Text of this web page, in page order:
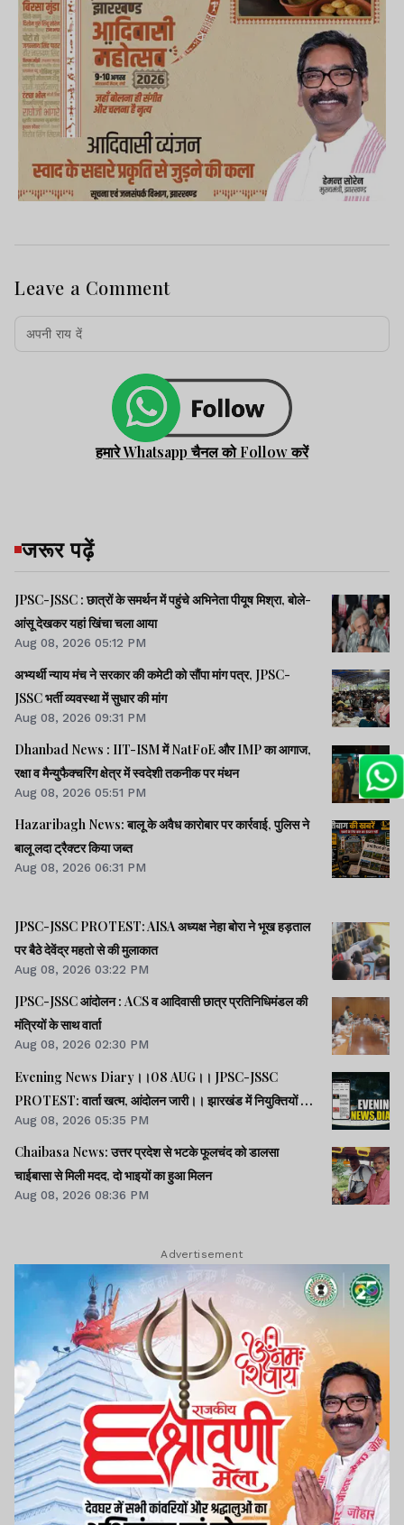
Leave a Comment
हमारे Whatsapp चैनल को Follow करें
जरूर पढ़ें
JPSC-JSSC : छात्रों के समर्थन में पहुंचे अभिनेता पीयूष मिश्रा, बोले-
आंसू देखकर यहां खिंचा चला आया
Aug 08, 2026 05:12 PM
अभ्यर्थी न्याय मंच ने सरकार की कमेटी को सौंपा मांग पत्र, JPSC-
JSSC भर्ती व्यवस्था में सुधार की मांग
Aug 08, 2026 09:31 PM
Dhanbad News : IIT-ISM में NatFoE और IMP का आगाज,
रक्षा व मैन्युफैक्चरिंग क्षेत्र में स्वदेशी तकनीक पर मंथन
Aug 08, 2026 05:51 PM
Hazaribagh News: बालू के अवैध कारोबार पर कार्रवाई, पुलिस ने
बालू लदा ट्रैक्टर किया जब्त
Aug 08, 2026 06:31 PM
JPSC-JSSC PROTEST: AISA अध्यक्ष नेहा बोरा ने भूख हड़ताल
पर बैठे देवेंद्र महतो से की मुलाकात
Aug 08, 2026 03:22 PM
JPSC-JSSC आंदोलन : ACS व आदिवासी छात्र प्रतिनिधिमंडल की
मंत्रियों के साथ वार्ता
Aug 08, 2026 02:30 PM
Evening News Diary।।08 AUG।। JPSC-JSSC
PROTEST: वार्ता खत्म, आंदोलन जारी।। झारखंड में नियुक्तियों में
भ्रष्टाचार-01: विधानसभा से हुई शुरूआत।। महिला आरक्षण कानून
लागू में देर क्यों -राहुल।। समेत अन्य खबरें व वीडियो।।
Aug 08, 2026 05:35 PM
Chaibasa News: उत्तर प्रदेश से भटके फूलचंद को डालसा
चाईबासा से मिली मदद, दो भाइयों का हुआ मिलन
Aug 08, 2026 08:36 PM
Advertisement